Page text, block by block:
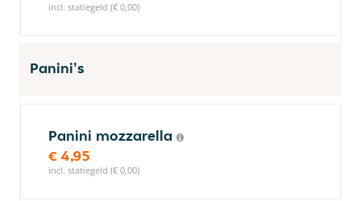
incl. statiegeld (€ 0,00)
Panini's
Panini mozzarella
€ 4,95
incl. statiegeld (€ 0,00)